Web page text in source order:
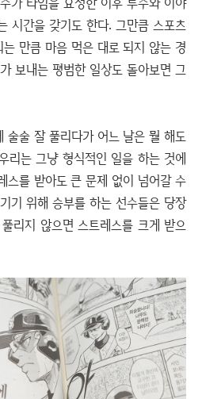
시간을 갖기도 한다. 그만큼 스포츠
만큼 마음 먹은 대로 되지 않는 경
보내는 평범한 일상도 돌아보면 그
술술 잘 풀리다가 어느 날은 뭘 해도
리는 그냥 형식적인 일을 하는 것에
스를 받아도 큰 문제 없이 넘어갈 수
기 위해 승부를 하는 선수들은 당장
리지 않으면 스트레스를 크게 받으